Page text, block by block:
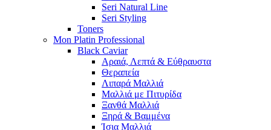
Seri Natural Line
Seri Styling
Toners
Mon Platin Professional
Black Caviar
Αραιά, Λεπτά & Εύθραυστα
Θεραπεία
Λιπαρά Μαλλιά
Μαλλιά με Πιτυρίδα
Ξανθά Μαλλιά
Ξηρά & Βαμμένα
Ίσια Μαλλιά